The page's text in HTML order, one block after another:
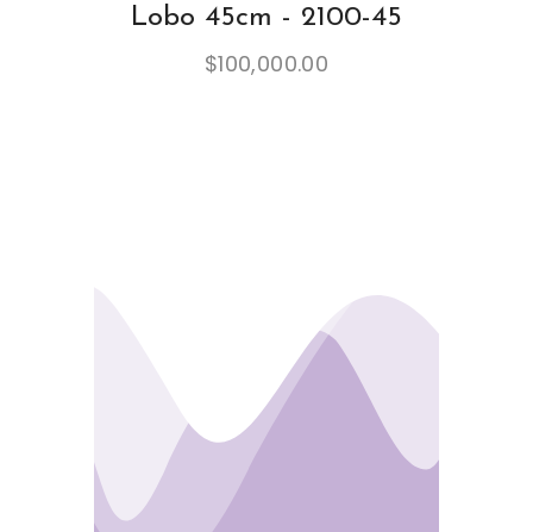
Lobo 45cm - 2100-45
$100,000.00